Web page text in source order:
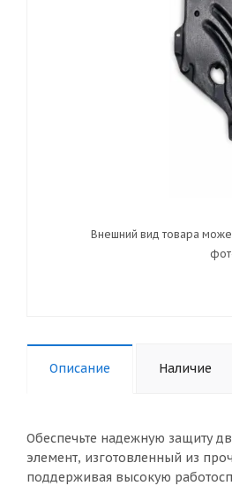
Внешний вид товара
Описание Наличие
Обеспечьте надежную защиту
элемент, изготовленный из
поддерживая высокую